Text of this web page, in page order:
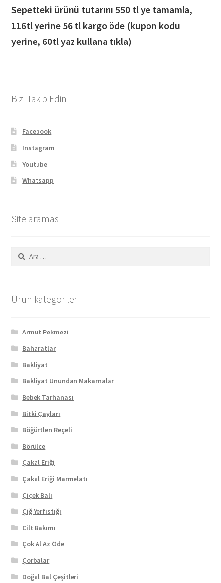
Sepetteki ürünü tutarını 550 tl ye tamamla,
116tl yerine 56 tl kargo öde (kupon kodu
yerine, 60tl yaz kullana tıkla)
Bizi Takip Edin
Facebook
Instagram
Youtube
Whatsapp
Site araması
Arama:
Ürün kategorileri
Armut Pekmezi
Baharatlar
Bakliyat
Bakliyat Unundan Makarnalar
Bebek Tarhanası
Bitki Çayları
Böğürtlen Reçeli
Börülce
Çakal Eriği
Çakal Eriği Marmelatı
Çiçek Balı
Çiğ Yerfıstığı
Cilt Bakımı
Çok Al Az Öde
Çorbalar
Doğal Bal Çeşitleri